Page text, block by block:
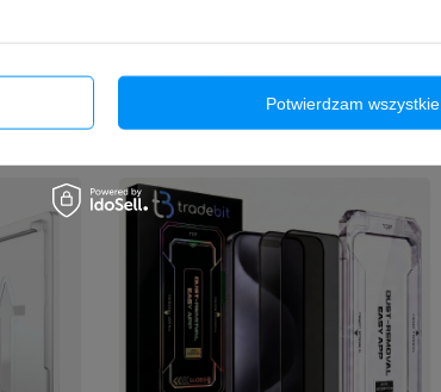
do iPhone
Potwierdzam wszystkie